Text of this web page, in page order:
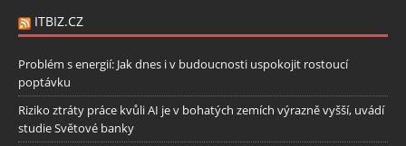
ITBIZ.CZ
Problém s energií: Jak dnes i v budoucnosti uspokojit rostoucí
poptávku
Riziko ztráty práce kvůli AI je v bohatých zemích výrazně vyšší, uvádí
studie Světové banky